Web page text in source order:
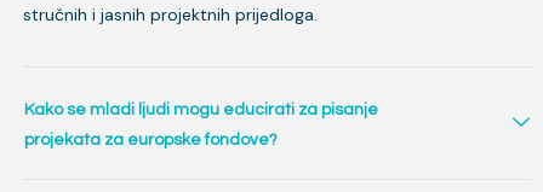
stručnih i jasnih projektnih prijedloga.
Kako se mladi ljudi mogu educirati za pisanje
projekata za europske fondove?